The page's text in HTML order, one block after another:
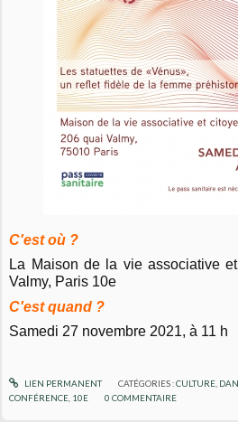
C'est où ?
La Maison de la vie associative
Valmy, Paris 10e
C'est quand ?
Samedi 27 novembre 2021, à 11 h
LIEN PERMANENT CATÉGORIES :CULTURE,
CONFÉRENCE 10E 0 COMMENTAIRE